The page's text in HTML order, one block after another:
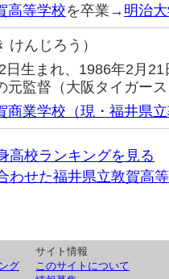
高等学校を卒業→ 明治
けんじろう）
日生まれ、1986年2月
元監督（大阪タイガー
商業学校（現・福井県立
高校ランキングを見る
わせた福井県立敦賀高
グ
サイト情報
このサイトについて